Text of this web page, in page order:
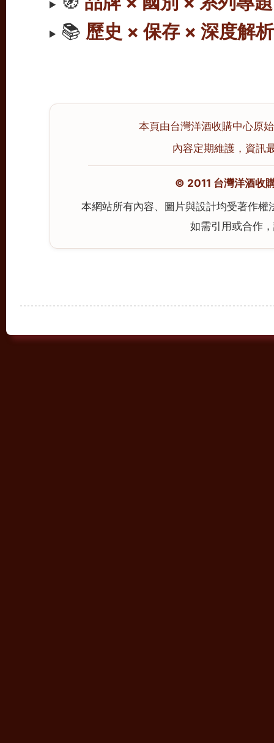
📚 歷史 × 保存 × 深度解析
本頁由台灣洋酒收購中心原
內容定期維護，資訊
© 2011 台灣洋酒收
本網站所有內容、圖片與設計均受著作
如需引用或合作